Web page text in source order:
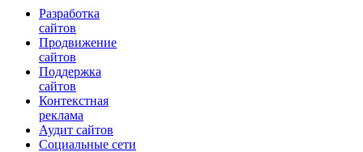
Разработка
сайтов
Продвижение
сайтов
Поддержка
сайтов
Контекстная
реклама
Аудит сайтов
Социальные сети